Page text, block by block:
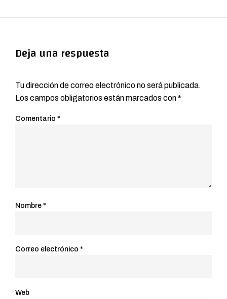
Deja una respuesta
Tu dirección de correo electrónico no será publicada.
Los campos obligatorios están marcados con*
Comentario *
Nombre *
Correo electrónico *
Web